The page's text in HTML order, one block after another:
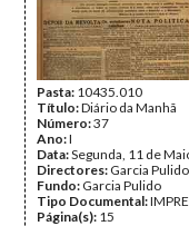
Pasta: 10435.010
Título:Diário da Manhã
Número:37
Ano:I
Data:Segunda, 11 de
Directores: Garcia Pulido
Fundo: Garcia Pulido
Tipo Documental:
Página(s): 15